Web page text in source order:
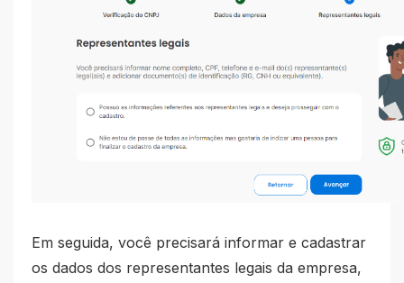
Em seguida, você precisará informar e cadastrar
os dados dos representantes legais da empresa,